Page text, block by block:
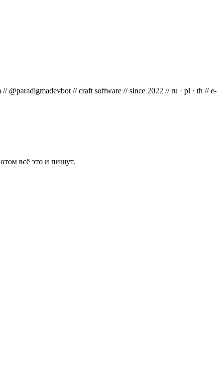
// @paradigmadevbot // craft software // since 2022 // ru · pl · th // e-
всё это и пишут.